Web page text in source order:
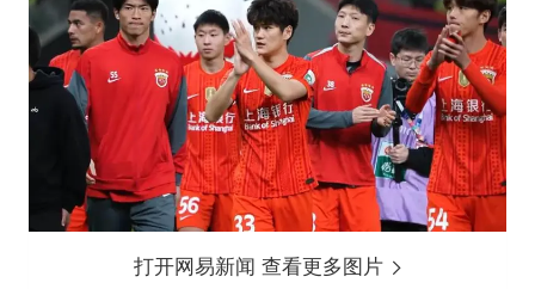
打开网易新闻 查看更多图片